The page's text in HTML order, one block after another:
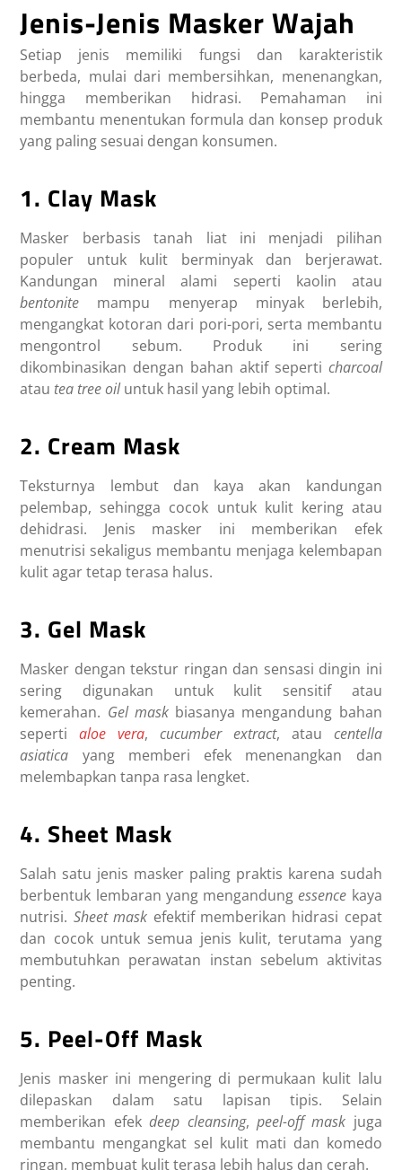
Jenis-Jenis Masker Wajah
Setiap jenis memiliki fungsi dan karakteristik
berbeda, mulai dari membersihkan, menenangkan,
hingga memberikan hidrasi. Pemahaman ini
membantu menentukan formula dan konsep produk
yang paling sesuai dengan konsumen.
1. Clay Mask
Masker berbasis tanah liat ini menjadi pilihan
populer untuk kulit berminyak dan berjerawat.
Kandungan mineral alami seperti kaolin atau
bentonite mampu menyerap minyak berlebih,
mengangkat kotoran dari pori-pori, serta membantu
mengontrol sebum. Produk ini sering
dikombinasikan dengan bahan aktif seperti charcoal
atau tea tree oiluntuk hasil yang lebih optimal.
2. Cream Mask
Teksturnya lembut dan kaya akan kandungan
pelembap, sehingga cocok untuk kulit kering atau
dehidrasi. Jenis masker ini memberikan efek
menutrisi sekaligus membantu menjaga kelembapan
kulit agar tetap terasa halus.
3. Gel Mask
Masker dengan tekstur ringan dan sensasi dingin ini
sering digunakan untuk kulit sensitif atau
kemerahan. Gel maskbiasanya mengandung bahan
sepertialoe vera, cucumber extract, atau centella
asiatica yang memberi efek menenangkan dan
melembapkan tanpa rasa lengket.
4. Sheet Mask
Salah satu jenis masker paling praktis karena sudah
berbentuk lembaran yang mengandungessence kaya
nutrisi. Sheet mask efektif memberikan hidrasi cepat
dan cocok untuk semua jenis kulit, terutama yang
membutuhkan perawatan instan sebelum aktivitas
penting.
5. Peel-Off Mask
Jenis masker ini mengering di permukaan kulit lalu
dilepaskan dalam satu lapisan tipis. Selain
memberikan efekdeep cleansing, peel-off mask juga
membantu mengangkat sel kulit mati dan komedo
ringan, membuat kulit terasa lebih halus dan cerah.